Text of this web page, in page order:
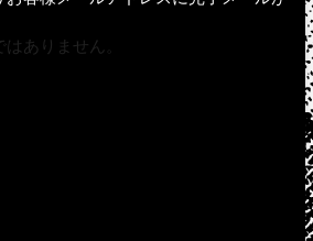
ありません。